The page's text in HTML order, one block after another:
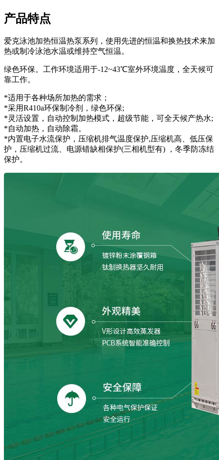
产品特点
爱克泳池加热恒温热泵系列，使用先进的恒温和换热技术来加
热或制冷泳池水温或维持空气恒温。
绿色环保。工作环境适用于-12~43℃室外环境温度，全天候可
靠工作。
*适用于各种场所加热的需求；
*采用R410a环保制冷剂，绿色环保;
*灵活设置，自动控制加热模式，超级节能，可全天候产热水;
*自动加热，自动除霜。
*内置电子水流保护，压缩机排气温度保护,压缩机高、低压保
护，压缩机过流、电源错缺相保护(三相机型有) ，冬季防冻结
保护。